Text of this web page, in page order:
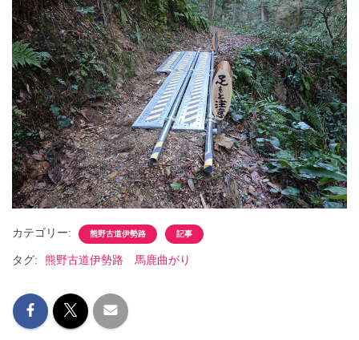
カテゴリー: 熊野古道伊勢路 記事
タグ: 熊野古道伊勢路 馬鹿曲がり